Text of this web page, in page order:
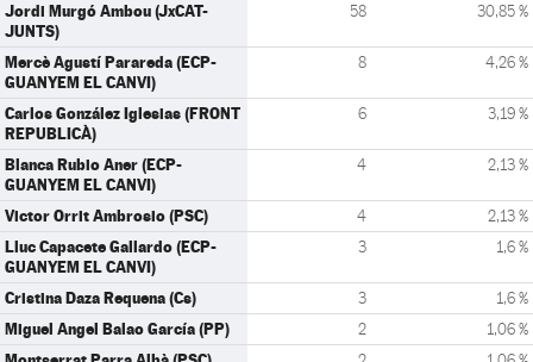
Jordi Murgó Ambou (JxCAT-
JUNTS)
58 30,85 %
Mercè Agustí Parareda (ECP-
GUANYEM EL CANVI)
8 4,26 %
Carlos González Iglesias (FRONT
REPUBLICÀ)
6 3,19 %
Blanca Rubio Aner (ECP-
GUANYEM EL CANVI)
4 2,13 %
Victor Orrit Ambrosio (PSC) 4 2,13 %
Lluc Capacete Gallardo (ECP-
GUANYEM EL CANVI)
3 1,6 %
Cristina Daza Requena (Cs) 3 1,6 %
Miguel Angel Balao García (PP) 2 1,06 %